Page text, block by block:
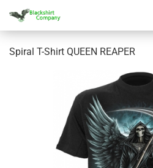
Spiral T-Shirt QUEEN REAPER